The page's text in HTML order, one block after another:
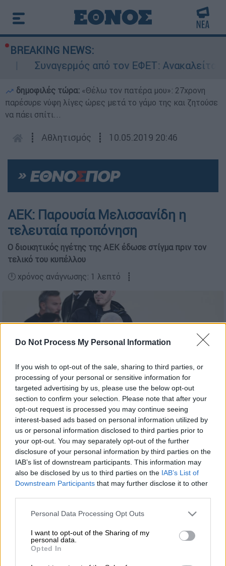
Do Not Process My Personal Information
If you wish to opt-out of the sale, sharing to third parties, or
processing of your personal or sensitive information for
targeted advertising by us, please use the below opt-out
section to confirm your selection. Please note that after your
opt-out request is processed you may continue seeing
interest-based ads based on personal information utilized by
us or personal information disclosed to third parties prior to
your opt-out. You may separately opt-out of the further
disclosure of your personal information by third parties on the
IAB’s list of downstream participants. This information may
also be disclosed by us to third parties on the IAB’s List of
Downstream Participants that may further disclose it to other
Please note that this website/app uses one or more Google
not limited to your visit or usage behaviour. You may click to
grant or deny consent to Google and its third-party tags to
use your data for below specified purposes in below Google
Personal Data Processing Opt Outs
I want to opt-out of the Sharing of my
personal data.
Opted In
BREAKING NEWS:
Συναγερμός από τον ΕΦΕΤ: Ανακαλείται
δημοφιλές τώρα: «Θέλω τον πατέρα μου»: 27χρονη
παρέσυρε νύφη λίγες ώρες μετά το γάμο της και ζητούσε
να πάει σπίτι...
┋ Αθλητισμός ┋ 10.05.2019 20:46
ΑΕΚ: Παρουσία Μελισσανίδη η
τελευταία προπόνηση
Ο διοικητικός ηγέτης της ΑΕΚ έδωσε στίγμα πριν τον
τελικό του κυπέλλου
🕛 χρόνος ανάγνωσης: 1 λεπτό ┋
Προσθέστε το ΕΘΝΟΣ στη Google
Σε φουλ ρυθμό εξελίσσεται η προετοιμασία
της ΑΕΚ πριν το μεγάλο τελικό του
Σαββάτου (11/5) με τον ΠΑΟΚ. Οι
Χιμένεθ
Σιμόεςμετέφεραν την ατμόσφαιρα που
επικρατεί στα «κιτρινόμαυρα» αποδυτήρια,